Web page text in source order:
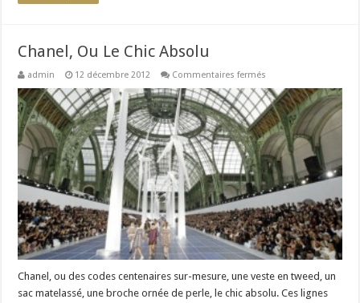
Chanel, Ou Le Chic Absolu
admin 12 décembre 2012 Commentaires fermés
Ou
Le
Chic
Absolu
Chanel, ou des codes centenaires sur-mesure, une veste en tweed, un
sac matelassé, une broche ornée de perle, le chic absolu. Ces lignes